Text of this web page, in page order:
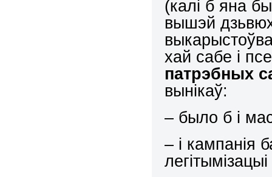
(калі б яна
вышэй
хай сабе і
патрэбных
вынікаў:
– было б і
– і кампанія